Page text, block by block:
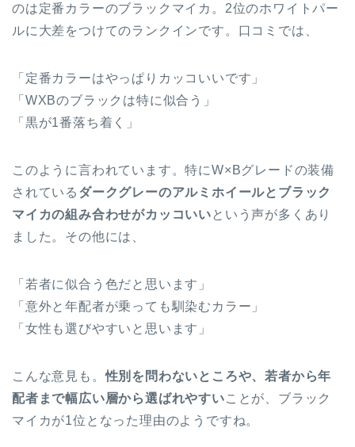
のは定番カラーのブラックマイカ。2位のホワイトパー
ルに大差をつけてのランクインです。口コミでは、
「定番カラーはやっぱりカッコいいです」
「WXBのブラックは特に似合う」
「黒が1番落ち着く」
このように言われています。特にW×Bグレードの装備
されている ダークグレーのアルミホイールとブラック
マイカの組み合わせがカッコいい という声が多くあり
ました。その他には、
「若者に似合う色だと思います」
「意外と年配者が乗っても馴染むカラー」
「女性も選びやすいと思います」
こんな意見も。性別を問わないところや、若者から年
配者まで幅広い層から選ばれやすいことが、ブラック
マイカが1位となった理由のようですね。